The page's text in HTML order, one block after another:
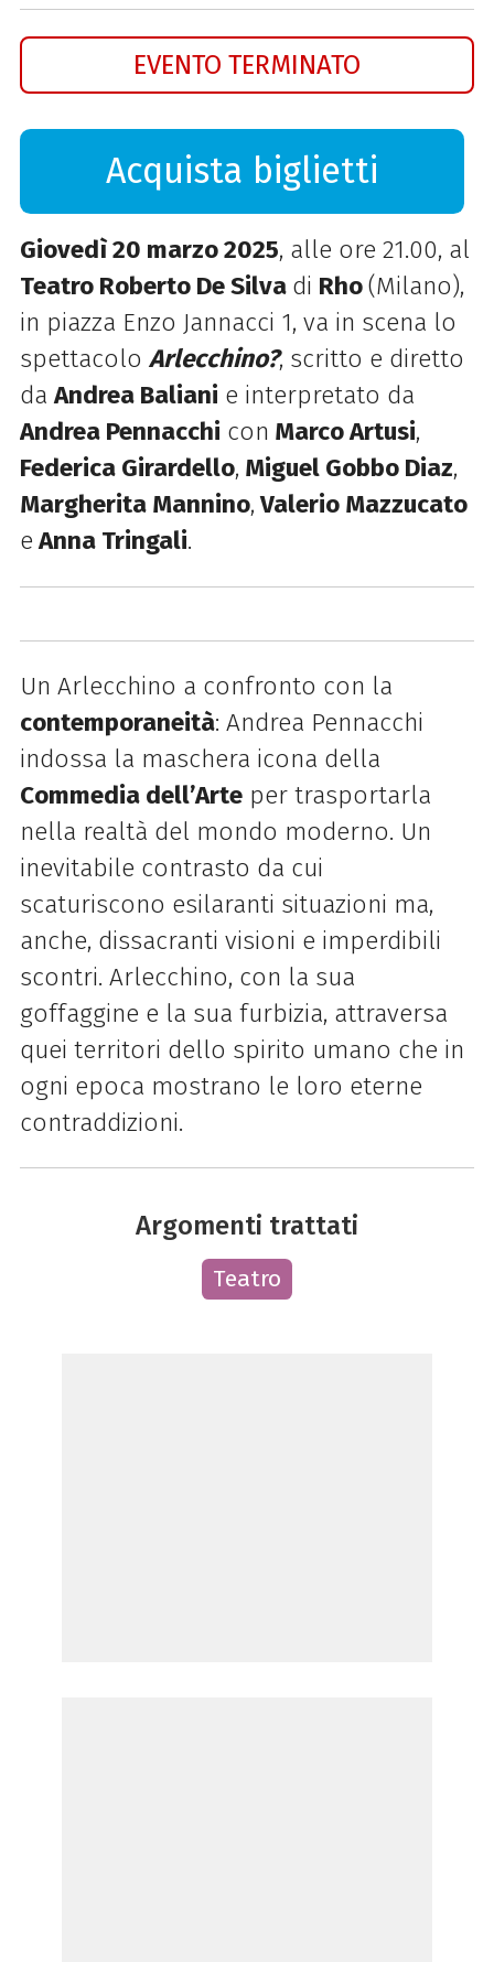
EVENTO TERMINATO
Acquista biglietti
Giovedì 20 marzo 2025, alle ore 21.00, al
Teatro Roberto De Silva di Rho(Milano),
in piazza Enzo Jannacci 1, va in scena lo
spettacolo Arlecchino?, scritto e diretto
daAndrea Baliani e interpretato da
Andrea Pennacchi con Marco Artusi,
Federica Girardello, Miguel Gobbo Diaz,
Margherita Mannino,Valerio Mazzucato
eAnna Tringali.
Un Arlecchino a confronto con la
contemporaneità: Andrea Pennacchi
indossa la maschera icona della
Commedia dell’Arteper trasportarla
nella realtà del mondo moderno. Un
inevitabile contrasto da cui
scaturiscono esilaranti situazioni ma,
anche, dissacranti visioni e imperdibili
scontri. Arlecchino, con la sua
goffaggine e la sua furbizia, attraversa
quei territori dello spirito umano che in
ogni epoca mostrano le loro eterne
contraddizioni.
Argomenti trattati
Teatro